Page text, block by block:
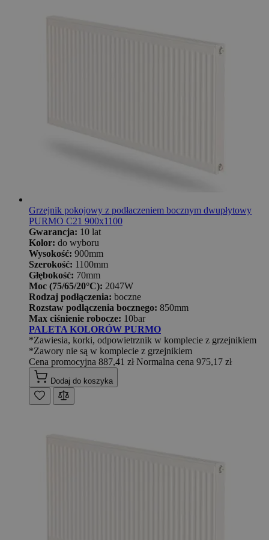
Grzejnik pokojowy z podłaczeniem bocznym dwupłytowy
PURMO C21 900x1100
Gwarancja: 10 lat
Kolor: do wyboru
Wysokość: 900mm
Szerokość: 1100mm
Głębokość: 70mm
Moc (75/65/20°C): 2047W
Rodzaj podłączenia: boczne
Rozstaw podłączenia bocznego: 850mm
Max ciśnienie robocze: 10bar
PALETA KOLORÓW PURMO
*Zawiesia, korki, odpowietrznik w komplecie z grzejnikiem
*Zawory nie są w komplecie z grzejnikiem
Cena promocyjna 887,41 zł Normalna cena 975,17 zł
Dodaj do koszyka